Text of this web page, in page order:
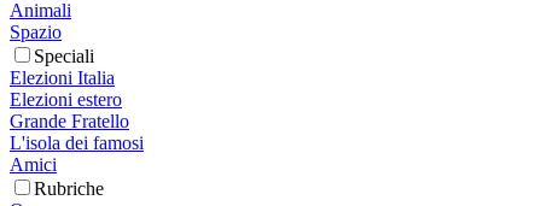
Animali
Spazio
Speciali
Elezioni Italia
Elezioni estero
Grande Fratello
L'isola dei famosi
Amici
Rubriche